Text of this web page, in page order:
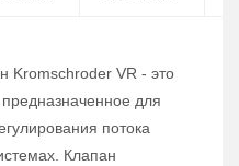
Kromschroder VR - это
для
потока
Клапан